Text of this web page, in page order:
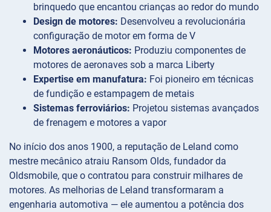
brinquedo que encantou crianças ao redor do mundo
Design de motores: Desenvolveu a revolucionária
configuração de motor em forma de V
Motores aeronáuticos: Produziu componentes de
motores de aeronaves sob a marca Liberty
Expertise em manufatura: Foi pioneiro em técnicas
de fundição e estampagem de metais
Sistemas ferroviários: Projetou sistemas avançados
de frenagem e motores a vapor
No início dos anos 1900, a reputação de Leland como
mestre mecânico atraiu Ransom Olds, fundador da
Oldsmobile, que o contratou para construir milhares de
motores. As melhorias de Leland transformaram a
engenharia automotiva — ele aumentou a potência dos